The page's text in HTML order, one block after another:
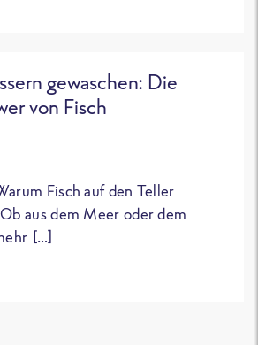
gewaschen: Die
von Fisch
Fisch auf den Teller
aus dem Meer oder dem
[…]